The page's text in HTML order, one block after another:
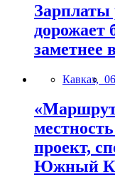
Зарплаты
дорожает
заметнее
Кавказ,
проект,
Южный